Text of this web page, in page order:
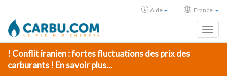
Aide France
! Conflit iranien : fortes fluctuations des prix des
carburants ! En savoir plus...